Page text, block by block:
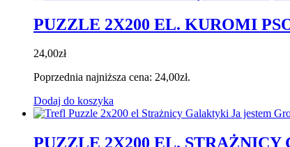
PUZZLE 2X200 EL. KUROMI
24,00zł
Poprzednia najniższa cena: 24,00zł.
Dodaj do koszyka
PUZZLE 2X200 EL.